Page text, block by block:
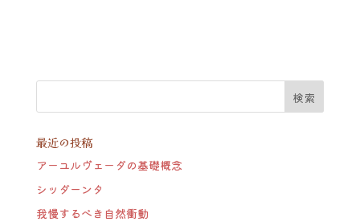
最近の投稿
アーユルヴェーダの基礎概念
シッダーンタ
我慢するべき自然衝動